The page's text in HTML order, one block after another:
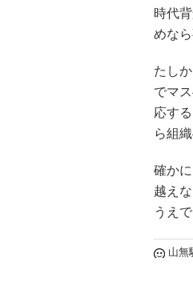
時代
めな
たし
でマ
応す
ら組
確か
越え
うえ
山無